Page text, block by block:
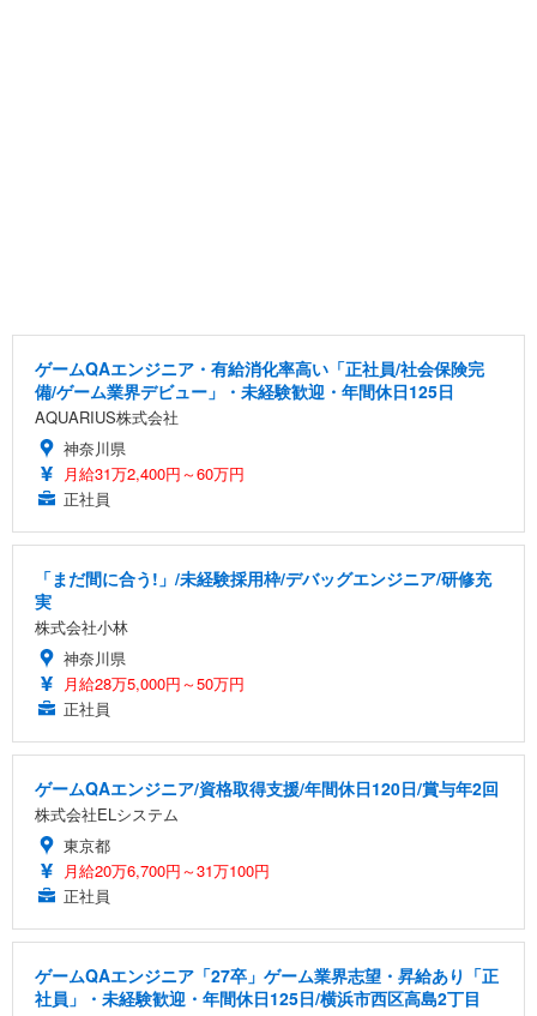
ゲームQAエンジニア・有給消化率高い「正社員/社会保険完
備/ゲーム業界デビュー」・未経験歓迎・年間休日125日
AQUARIUS株式会社
神奈川県
月給31万2,400円～60万円
正社員
「まだ間に合う!」/未経験採用枠/デバッグエンジニア/研修充
実
株式会社小林
神奈川県
月給28万5,000円～50万円
正社員
ゲームQAエンジニア/資格取得支援/年間休日120日/賞与年2回
株式会社ELシステム
東京都
月給20万6,700円～31万100円
正社員
ゲームQAエンジニア「27卒」ゲーム業界志望・昇給あり「正
社員」・未経験歓迎・年間休日125日/横浜市西区高島2丁目